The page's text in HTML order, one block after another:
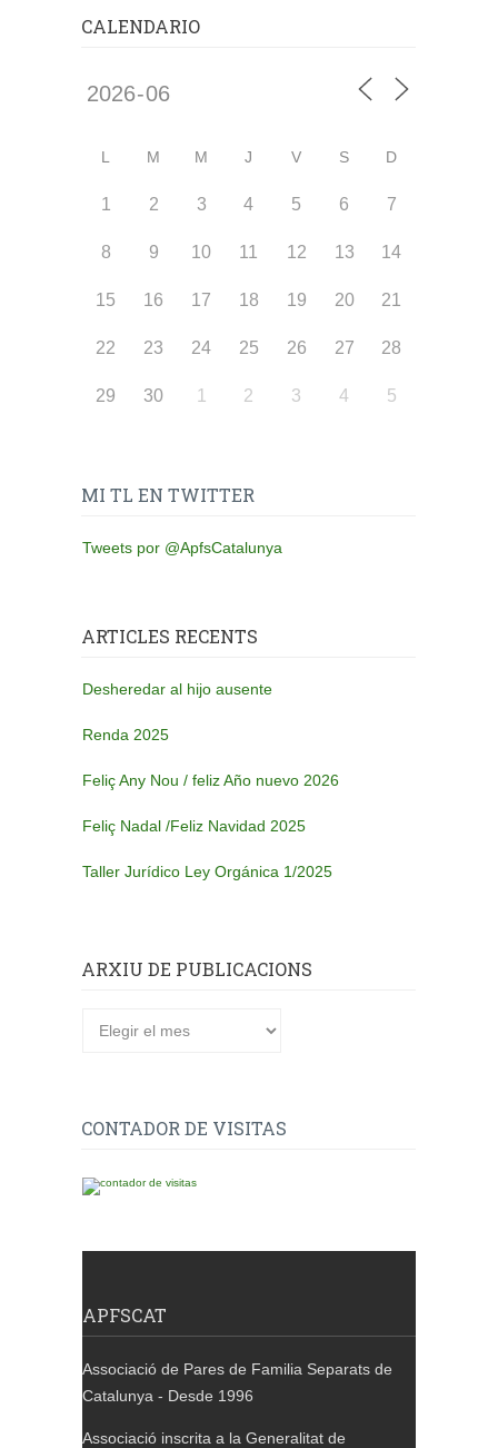
CALENDARIO
L M M J V S D
1 2 3 4 5 6 7
8 9 10 11 12 13 14
15 16 17 18 19 20 21
22 23 24 25 26 27 28
29 30 1 2 3 4 5
MI TL EN TWITTER
Tweets por @ApfsCatalunya
ARTICLES RECENTS
Desheredar al hijo ausente
Renda 2025
Feliç Any Nou / feliz Año nuevo 2026
Feliç Nadal /Feliz Navidad 2025
Taller Jurídico Ley Orgánica 1/2025
ARXIU DE PUBLICACIONS
CONTADOR DE VISITAS
APFSCAT
Associació de Pares de Familia Separats de
Catalunya - Desde 1996
Associació inscrita a la Generalitat de